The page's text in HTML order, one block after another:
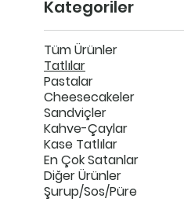
Kategoriler
Tüm Ürünler
Tatlılar
Pastalar
Cheesecakeler
Sandviçler
Kahve-Çaylar
Kase Tatlılar
En Çok Satanlar
Diğer Ürünler
Şurup/Sos/Püre